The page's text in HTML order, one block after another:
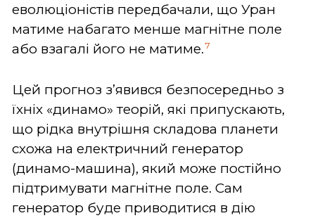
еволюціоністів передбачали, що Уран
матиме набагато менше магнітне поле
або взагалі його не матиме. 7
Цей прогноз з’явився безпосередньо з
їхніх «динамо» теорій, які припускають,
що рідка внутрішня складова планети
схожа на електричний генератор
(динамо-машина), який може постійно
підтримувати магнітне поле. Сам
генератор буде приводитися в дію